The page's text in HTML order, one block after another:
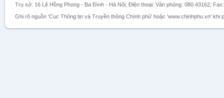
Trụ sở: 16 Lê Hồng Phong - Ba Đình - Hà Nội; Điện thoại: Văn phòng: 080.43162;
Ghi rõ nguồn 'Cục Thông tin và Truyền thông Chính phủ' hoặc 'www.chinhphu.vn' khi